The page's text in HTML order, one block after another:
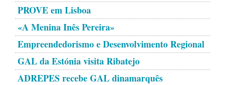
PROVE em Lisboa
«A Menina Inês Pereira»
Empreendedorismo e Desenvolvimento Regional
GAL da Estónia visita Ribatejo
ADREPES recebe GAL dinamarquês